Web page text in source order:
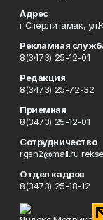
Адрес
г.Стерлитамак,
Рекламная
8(3473) 25-12-01
Редакция
8(3473) 25-72-32
Приемная
8(3473) 25-12-01
Сотрудничество
rgsn2@mail.ru
Отдел кадров
8(3473) 25-18-12